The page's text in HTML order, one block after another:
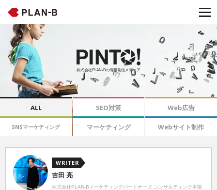
株式会社PLAN-Bの情報発信メディア
ALL SEO対策 Web広告
SNSマーケティング マーケティング Webサイト制作
WRITER
吉田 亮
株式会社PLAN-Bマーケティングパートナーズ コンサルティング本部